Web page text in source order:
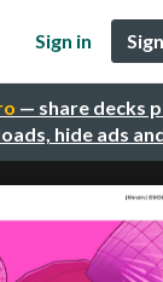
— share decks
hide ads
Sign in